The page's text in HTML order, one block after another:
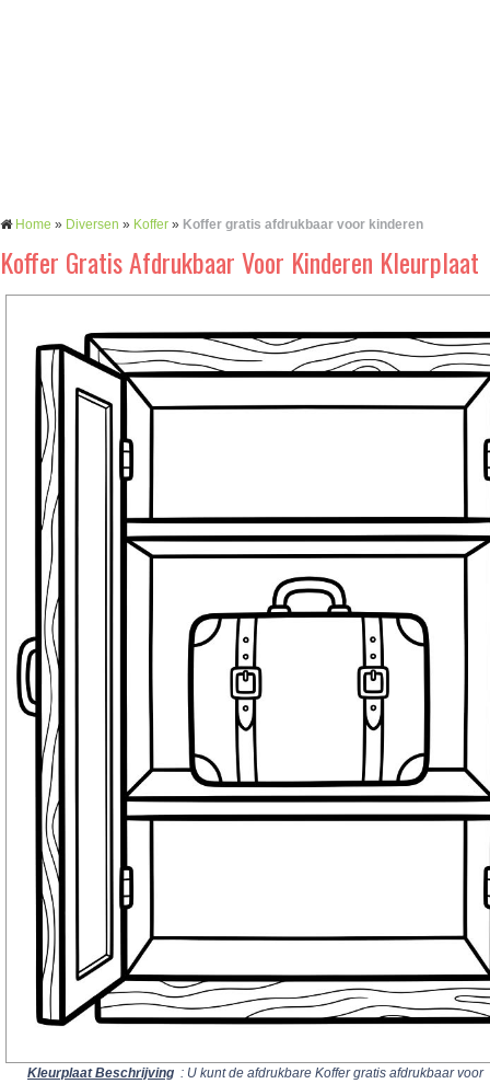
Home » Diversen » Koffer » Koffer gratis afdrukbaar voor kinderen
Koffer Gratis Afdrukbaar Voor Kinderen Kleurplaat
Kleurplaat Beschrijving : U kunt de afdrukbare Koffer gratis afdrukbaar voor